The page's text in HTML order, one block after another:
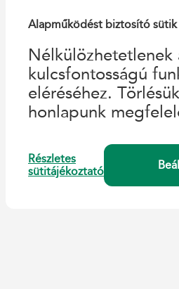
Alapműködést biztosító sütik
kulcsfontosságú
eléréséhez.
honlapunk
Részletes
sütitájékoztató